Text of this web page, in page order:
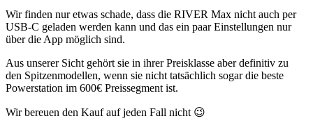
Wir finden nur etwas schade, dass die RIVER Max nicht auch per
USB-C geladen werden kann und das ein paar Einstellungen nur
über die App möglich sind.
Aus unserer Sicht gehört sie in ihrer Preisklasse aber definitiv zu
den Spitzenmodellen, wenn sie nicht tatsächlich sogar die beste
Powerstation im 600€ Preissegment ist.
Wir bereuen den Kauf auf jeden Fall nicht 😉